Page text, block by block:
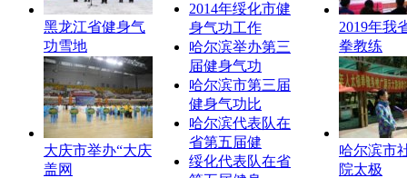
黑龙江省健身气
功雪地
大庆市举办“大庆
盖网
2014年绥化市健
身气功工作
哈尔滨举办第三
届健身气功
哈尔滨市第三届
健身气功比
哈尔滨代表队在
省第五届健
绥化代表队在省
2019年我
拳教练
哈尔滨市
院太极